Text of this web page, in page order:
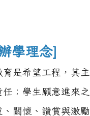
學理念]
育是希望工程，其
任；學生願意進來
、關懷、讚賞與激